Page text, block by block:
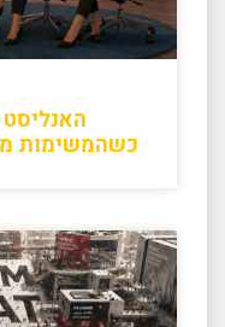
כשהמשימות